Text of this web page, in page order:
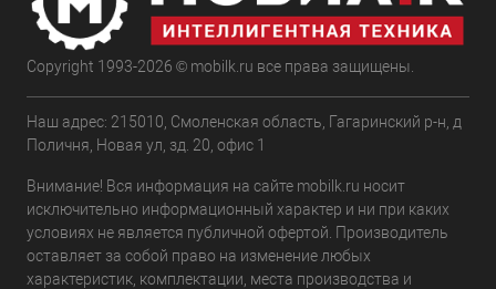
Copyright 1993-2026 © mobilk.ru все права защищены.
Наш адрес: 215010, Смоленская область, Гагаринский р-н, д
Поличня, Новая ул, зд. 20, офис 1
Внимание! Вся информация на сайте mobilk.ru носит
исключительно информационный характер и ни при каких
условиях не является публичной офертой. Производитель
оставляет за собой право на изменение любых
характеристик, комплектации, места производства и